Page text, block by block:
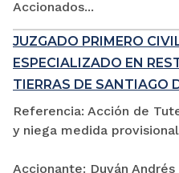
Accionados...
JUZGADO PRIMERO
ESPECIALIZADO EN
TIERRAS DE SANTIAGO
Referencia: Acción de
y niega medida provisional
Accionante: Duván